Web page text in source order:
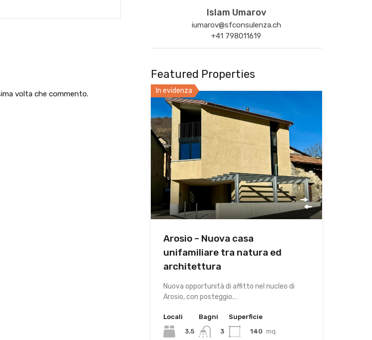
volta che commento.
Islam Umarov
iumarov@sfconsulenza.ch
+41 798011619
Featured Properties
In evidenza
Arosio – Nuova casa
unifamiliare tra natura ed
architettura
Nuova opportunità di affitto nel nucleo di
Arosio, con posteggio.…
Locali
3.5
Bagni
3
Superficie
140 mq